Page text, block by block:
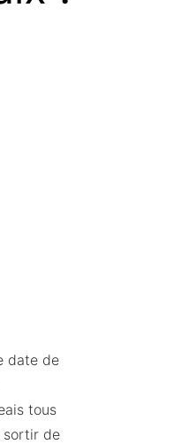
date de
tous
sortir de